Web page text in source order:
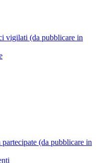
vigilati (da pubblicare in
partecipate (da pubblicare in